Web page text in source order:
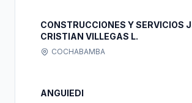
CONSTRUCCIONES Y SERVICIOS
CRISTIAN VILLEGAS L.
COCHABAMBA
ANGUIEDI